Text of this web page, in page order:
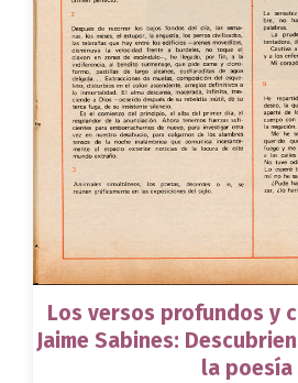
Los versos profundos y
Jaime Sabines:
la poesía